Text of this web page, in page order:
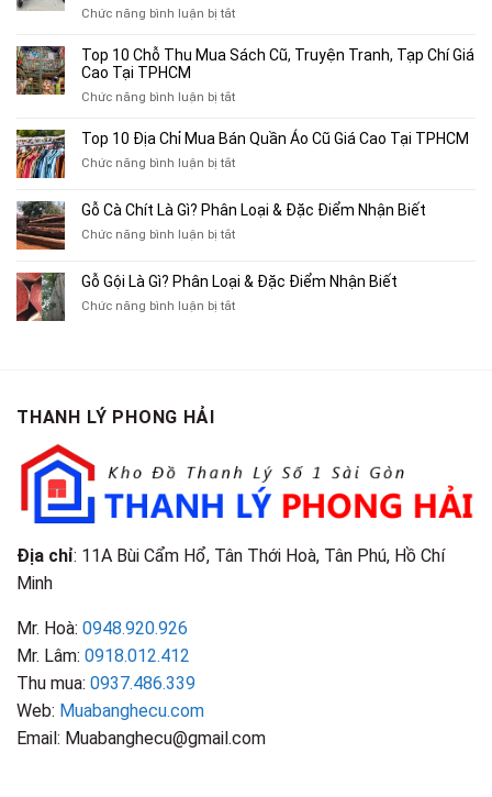
Chức năng bình luận bị tắtở
4
Bán
Xe
Cũ,
Xe
Cũ
TP.HCM
Top 10 Chỗ Thu Mua Sách Cũ, Truyện Tranh, Tạp Chí Giá
Cao Tại TPHCM
Chức năng bình luận bị tắtở
10
Thu
Sách
Tạp
Chí
Top 10 Địa Chỉ Mua Bán Quần Áo Cũ Giá Cao Tại TPHCM
Chức năng bình luận bị tắtở
Địa
Chỉ
Bán
Áo
Gỗ Cà Chít Là Gì? Phân Loại & Đặc Điểm Nhận Biết
Chức năng bình luận bị tắtở
Chít
Là
Gỗ Gội Là Gì? Phân Loại & Đặc Điểm Nhận Biết
Chức năng bình luận bị tắtở
Điểm
Nhận
Biết
THANH LÝ PHONG HẢI
Địa chỉ: 11A Bùi Cẩm Hổ, Tân Thới Hoà, Tân Phú, Hồ Chí
Minh
Mr. Hoà: 0948.920.926
Mr. Lâm: 0918.012.412
Thu mua: 0937.486.339
Web: Muabanghecu.com
Email: Muabanghecu@gmail.com